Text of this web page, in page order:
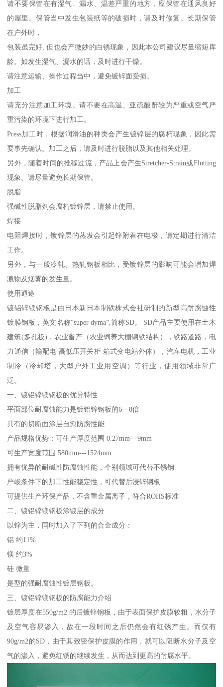
请不要保管在有湿气、漏水、温差严重的地方，应保管在通风良好
的屋里。保管当中发生包装纸等的破损时，请及时修复。长期保管
在户外时，
包装虽完好, 但也会产微妙的白锈现象，因此本公司建议尽量缩短库
龄。如发生湿气、漏水的话，及时进行干燥。
请注意运输、操作过程当中，避免镀锌面受损。
加工
请充分注意加工环境。请不要在高温、亚硫酸酐较为严重或空气严
重污染的环境下进行加工。
Press加工时，根据润滑油的种类会产生镀锌层的腐朽现象，因此需
要事先确认。加工之后，请及时进行脱脂以及其他相关处理。
另外，随着时间的推移过流，产品上会产生Stretcher-Strain或Flutting
现象。请尽量避免长期保管。
脱脂
强碱性脱脂剂会腐朽镀锌层，请禁止使用。
焊接
电阻焊接时，镀锌层的蒸发会引起锌附着在电极，请定期进行清洁
工作。
另外，与一般冷轧、热轧钢板相比，受镀锌层的影响可能会增加焊
溅物及烟雾的发生量。
使用通途
镀铝锌镁钢板是由日本新日本制铁株式会社研制的新型高耐腐蚀性
镀膜钢板，英文名称“super dyma”,简称SD。 SD产品主要使用在土木
建筑(多孔板)，农业畜产（农业饲养大棚钢铁结构），铁路道路，电
力通信（输配电 高低压开关柜 箱式变电站外体），汽车电机，工业
制冷（冷却塔，大型户外工业用空调）等行业，使用领域非常广
泛。
一、镀铝锌镁钢板的优异特性
平面部位耐腐蚀能力是镀铝锌钢板的6—8倍
具有的切断面涂层自愈防腐性能
产品规格优势：可生产厚度范围 0.27mm---9mm
可生产宽度范围 580mm---1524mm
拥有优异的耐碱性防腐蚀性能，个别领域可代替不锈钢
严峻条件下的加工性能稳定性，可代替后浸锌钢板
可提供生产环保产品，不含重金属离子，符合ROHS标准
二、镀铝锌镁钢板涂镀层的成分
以锌为主，同时加入了下列的合金成分：
铝 约11%
镁 约3%
硅 微量
是型的强耐腐蚀性镀层钢板。
三、镀铝锌镁钢板的防腐能力介绍
镀层厚度在550g/m2 的后镀锌钢板，由于表面保护皮膜较粗，水分子
及空气容易渗入，故在一段时间之后仍然会有红锈产生。而仅有
90g/m2的SD，由于其致密保护皮膜的作用，就可以阻断水分子及空
气的渗入，避免红锈的继续发生，从而达到更高的耐腐水平。